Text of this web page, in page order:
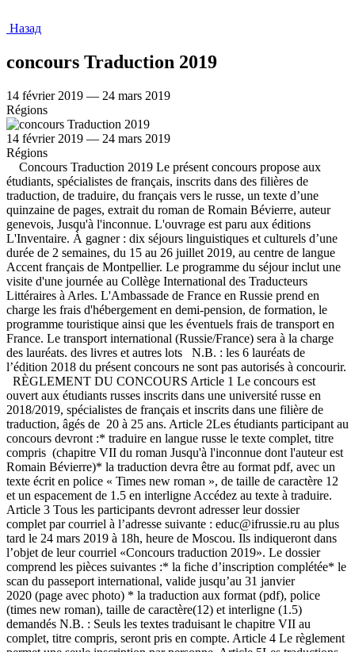
Назад
concours Traduction 2019
14 février 2019 — 24 mars 2019
Régions
14 février 2019 — 24 mars 2019
Régions
Concours Traduction 2019 Le présent concours propose aux
étudiants, spécialistes de français, inscrits dans des filières de
traduction, de traduire, du français vers le russe, un texte d’une
quinzaine de pages, extrait du roman de Romain Bévierre, auteur
genevois, Jusqu'à l'inconnue. L'ouvrage est paru aux éditions
L'Inventaire. À gagner : dix séjours linguistiques et culturels d’une
durée de 2 semaines, du 15 au 26 juillet 2019, au centre de langue
Accent français de Montpellier. Le programme du séjour inclut une
visite d'une journée au Collège International des Traducteurs
Littéraires à Arles. L'Ambassade de France en Russie prend en
charge les frais d'hébergement en demi-pension, de formation, le
programme touristique ainsi que les éventuels frais de transport en
France. Le transport international (Russie/France) sera à la charge
des lauréats. des livres et autres lots N.B. : les 6 lauréats de
l’édition 2018 du présent concours ne sont pas autorisés à concourir.
RÈGLEMENT DU CONCOURS Article 1 Le concours est
ouvert aux étudiants russes inscrits dans une université russe en
2018/2019, spécialistes de français et inscrits dans une filière de
traduction, âgés de 20 à 25 ans. Article 2Les étudiants participant au
concours devront :* traduire en langue russe le texte complet, titre
compris (chapitre VII du roman Jusqu'à l'inconnue dont l'auteur est
Romain Bévierre)* la traduction devra être au format pdf, avec un
texte écrit en police « Times new roman », de taille de caractère 12
et un espacement de 1.5 en interligne Accédez au texte à traduire.
Article 3 Tous les participants devront adresser leur dossier
complet par courriel à l’adresse suivante : educ@ifrussie.ru au plus
tard le 24 mars 2019 à 18h, heure de Moscou. Ils indiqueront dans
l’objet de leur courriel «Concours traduction 2019». Le dossier
comprend les pièces suivantes :* la fiche d’inscription complétée* le
scan du passeport international, valide jusqu’au 31 janvier
2020 (page avec photo) * la traduction aux format (pdf), police
(times new roman), taille de caractère(12) et interligne (1.5)
demandés N.B. : Seuls les textes traduisant le chapitre VII au
complet, titre compris, seront pris en compte. Article 4 Le règlement